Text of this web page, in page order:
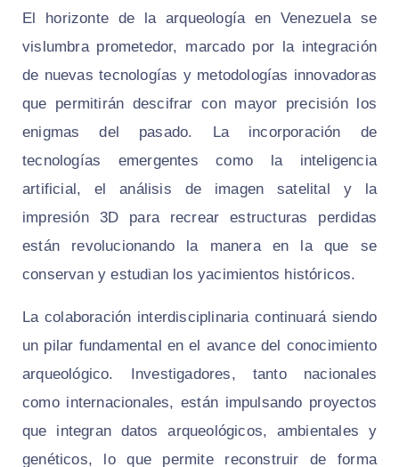
El horizonte de la arqueología en Venezuela se
vislumbra prometedor, marcado por la integración
de nuevas tecnologías y metodologías innovadoras
que permitirán descifrar con mayor precisión los
enigmas del pasado. La incorporación de
tecnologías emergentes como la inteligencia
artificial, el análisis de imagen satelital y la
impresión 3D para recrear estructuras perdidas
están revolucionando la manera en la que se
conservan y estudian los yacimientos históricos.
La colaboración interdisciplinaria continuará siendo
un pilar fundamental en el avance del conocimiento
arqueológico. Investigadores, tanto nacionales
como internacionales, están impulsando proyectos
que integran datos arqueológicos, ambientales y
genéticos, lo que permite reconstruir de forma